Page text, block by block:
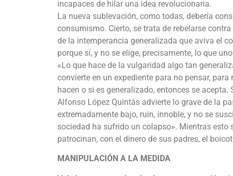
incapaces de hilar una idea revolucionaria.
La nueva sublevación, como todas, debería
consumismo. Cierto, se trata de rebelarse
de la intemperancia generalizada que aviva el
porque sí, y no se elige, precisamente, lo que
«Lo que hace de la vulgaridad algo tan
convierte en un expediente para no pensar,
hacen o si es generalizado, entonces se
Alfonso López Quintás advierte lo grave de la
extremadamente bajo, ruin, innoble, y no se
sociedad ha sufrido un colapso». Mientras esto
patrocinan, con el dinero de sus padres, el
MANIPULACIÓN A LA MEDIDA